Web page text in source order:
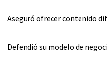
Aseguró ofrecer contenido
Defendió su modelo de